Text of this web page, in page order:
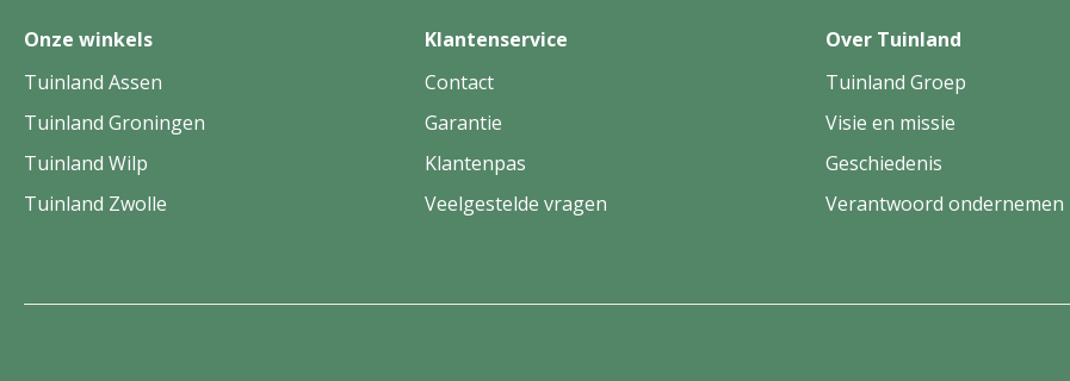
Onze winkels
Tuinland Assen
Tuinland Groningen
Tuinland Wilp
Tuinland Zwolle
Klantenservice
Contact
Garantie
Klantenpas
Veelgestelde vragen
Over Tuinland
Tuinland Groep
Visie en missie
Geschiedenis
Verantwoord ondernemen